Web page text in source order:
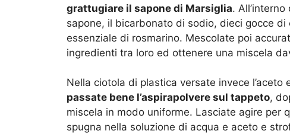
grattugiare il sapone di Marsiglia.
sapone, il bicarbonato di sodio, dieci gocce
essenziale di rosmarino. Mescolate poi
ingredienti tra loro ed ottenere una miscela
Nella ciotola di plastica versate invece l’aceto
passate bene l’aspirapolvere sul tappeto,
miscela in modo uniforme. Lasciate agire per
spugna nella soluzione di acqua e aceto e